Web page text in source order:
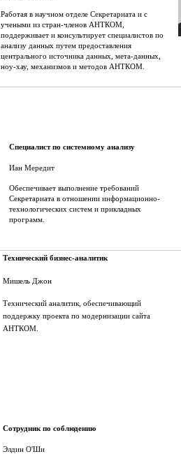
Работая в научном отделе Секретариата и с
учеными из стран-членов АНТКОМ,
поддерживает и консультирует специалистов по
анализу данных путем предоставления
центрального источника данных, мета-данных,
ноу-хау, механизмов и методов АНТКОМ.
Специалист по системному анализу
Иан Мередит
Обеспечивает выполнение требований
Секретариата в отношении информационно-
технологических систем и прикладных
программ.
Технический бизнес-аналитик
Мишель Джон
Технический аналитик, обеспечивающий
поддержку проекта по модернизации сайта
АНТКОМ.
Сотрудник по соблюдению
Элдин О'Ши